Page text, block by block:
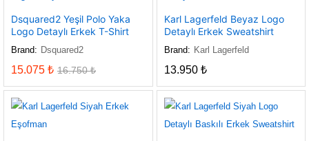
Dsquared2 Yeşil Polo Yaka
Logo Detaylı Erkek T-Shirt
Brand: Dsquared2
15.075 ₺ 16.750₺
Karl Lagerfeld Beyaz Logo
Detaylı Erkek Sweatshirt
Brand: Karl Lagerfeld
13.950 ₺